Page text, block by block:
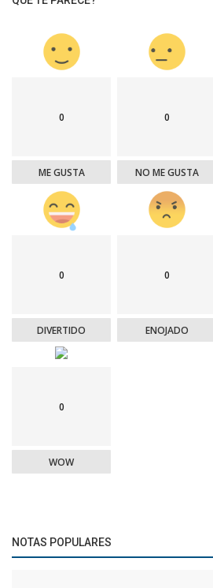
0
ME GUSTA
0
NO ME GUSTA
0
DIVERTIDO
0
ENOJADO
0
WOW
NOTAS POPULARES